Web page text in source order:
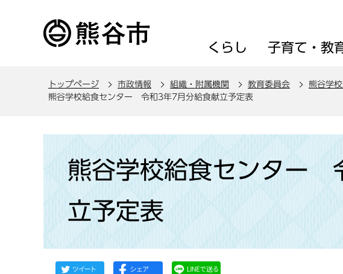
くらし 子育て・教
トップページ 市政情報 組織・附属機関 教育委員会 熊谷学
熊谷学校給食センター 令和3年7月分給食献立予定表
熊谷学校給食センター
立予定表